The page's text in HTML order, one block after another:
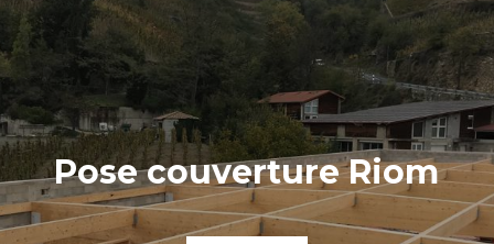
Pose couverture Riom